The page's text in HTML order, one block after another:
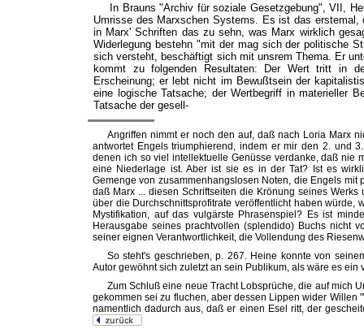
In Brauns "Archiv für soziale Gesetzgebung", VII,
Umrisse des Marxschen Systems. Es ist das
in Marx' Schriften das zu sehn, was Marx wirklich
Widerlegung bestehn "mit der mag sich der politische
sich versteht, beschäftigt sich mit unsrem Thema. Er
kommt zu folgenden Resultaten: Der Wert tritt in
Erscheinung; er lebt nicht im Bewußtsein der
eine logische Tatsache; der Wertbegriff in materieller
Tatsache der gesell-
Angriffen nimmt er noch den auf, daß nach Loria Marx
antwortet Engels triumphierend, indem er mir den 2. und
denen ich so viel intellektuelle Genüsse verdanke, daß nie
eine Niederlage ist. Aber ist sie es in der Tat? Ist es
Gemenge von zusammenhangslosen Noten, die Engels
daß Marx ... diesen Schriftseiten die Krönung seines
über die Durchschnittsprofitrate veröffentlicht haben
Mystifikation, auf das vulgärste Phrasenspiel? Es ist
Herausgabe seines prachtvollen (splendido) Buchs nicht
seiner eignen Verantwortlichkeit, die Vollendung des
So steht's geschrieben, p. 267. Heine konnte von
Autor gewöhnt sich zuletzt an sein Publikum, als wäre es
Zum Schluß eine neue Tracht Lobsprüche, die auf mich
gekommen sei zu fluchen, aber dessen Lippen wider
namentlich dadurch aus, daß er einen Esel ritt, der